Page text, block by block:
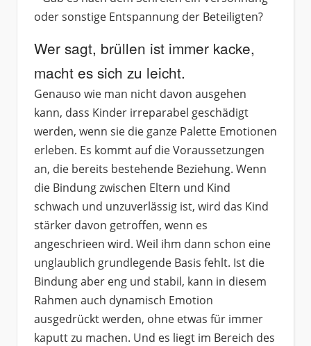
oder sonstige Entspannung der Beteiligten?
Wer sagt, brüllen ist immer kacke,
macht es sich zu leicht.
Genauso wie man nicht davon ausgehen
kann, dass Kinder irreparabel geschädigt
werden, wenn sie die ganze Palette Emotionen
erleben. Es kommt auf die Voraussetzungen
an, die bereits bestehende Beziehung. Wenn
die Bindung zwischen Eltern und Kind
schwach und unzuverlässig ist, wird das Kind
stärker davon getroffen, wenn es
angeschrieen wird. Weil ihm dann schon eine
unglaublich grundlegende Basis fehlt. Ist die
Bindung aber eng und stabil, kann in diesem
Rahmen auch dynamisch Emotion
ausgedrückt werden, ohne etwas für immer
kaputt zu machen. Und es liegt im Bereich des